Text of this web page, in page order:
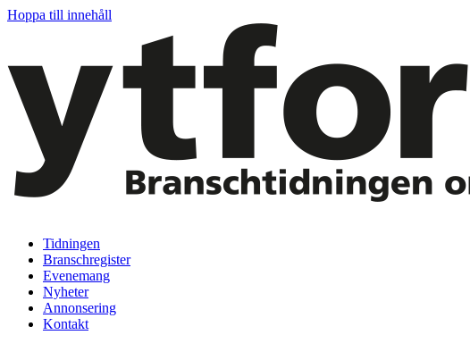
Hoppa till innehåll
Tidningen
Branschregister
Evenemang
Nyheter
Annonsering
Kontakt